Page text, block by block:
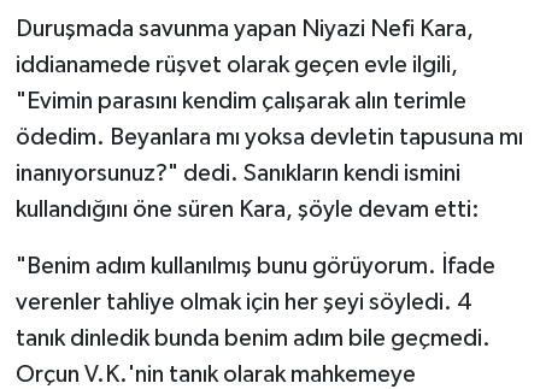
Duruşmada savunma yapan Niyazi Nefi Kara,
iddianamede rüşvet olarak geçen evle ilgili,
"Evimin parasını kendim çalışarak alın terimle
ödedim. Beyanlara mı yoksa devletin tapusuna mı
inanıyorsunuz?" dedi. Sanıkların kendi ismini
kullandığını öne süren Kara, şöyle devam etti:
"Benim adım kullanılmış bunu görüyorum. İfade
verenler tahliye olmak için her şeyi söyledi. 4
tanık dinledik bunda benim adım bile geçmedi.
Orçun V.K.'nin tanık olarak mahkemeye